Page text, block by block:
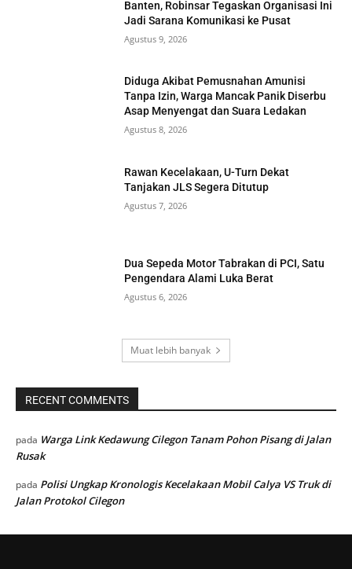
Banten, Robinsar Tegaskan Organisasi Ini
Jadi Sarana Komunikasi ke Pusat
Agustus 9, 2026
Diduga Akibat Pemusnahan Amunisi
Tanpa Izin, Warga Mancak Panik Diserbu
Asap Menyengat dan Suara Ledakan
Agustus 8, 2026
Rawan Kecelakaan, U-Turn Dekat
Tanjakan JLS Segera Ditutup
Agustus 7, 2026
Dua Sepeda Motor Tabrakan di PCI, Satu
Pengendara Alami Luka Berat
Agustus 6, 2026
Muat lebih banyak
RECENT COMMENTS
pada Warga Link Kedawung Cilegon Tanam Pohon Pisang di Jalan
Rusak
pada Polisi Ungkap Kronologis Kecelakaan Mobil Calya VS Truk di
Jalan Protokol Cilegon